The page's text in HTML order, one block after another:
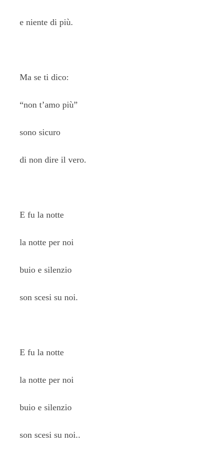
e niente di più.
Ma se ti dico:
“non t’amo più”
sono sicuro
di non dire il vero.
E fu la notte
la notte per noi
buio e silenzio
son scesi su noi.
E fu la notte
la notte per noi
buio e silenzio
son scesi su noi..